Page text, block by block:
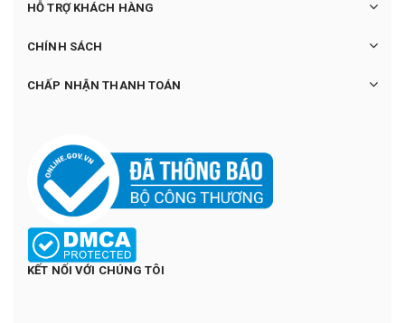
HỖ TRỢ KHÁCH HÀNG
CHÍNH SÁCH
CHẤP NHẬN THANH TOÁN
KẾT NỐI VỚI CHÚNG TÔI